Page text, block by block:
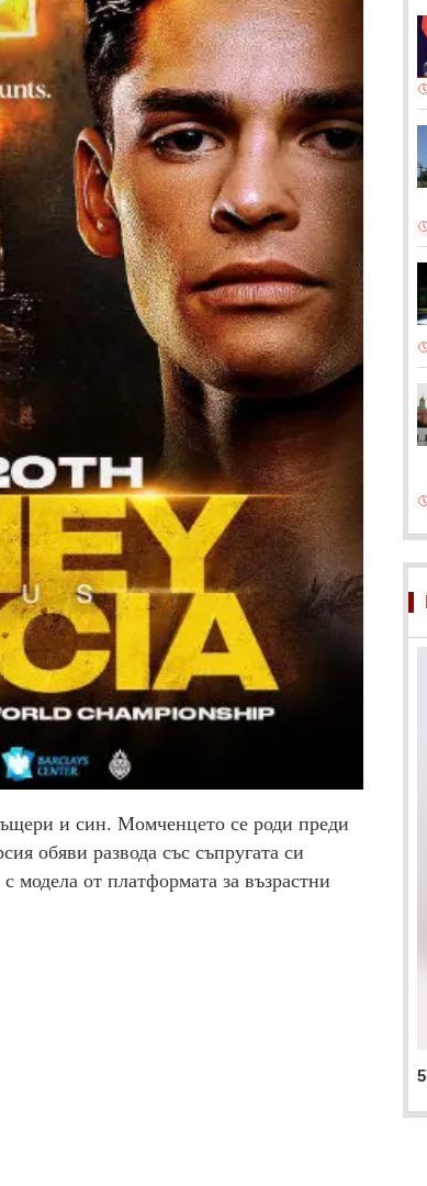
и син. Момченцето се роди преди
обяви развода със съпругата си
модела от платформата за възрастни